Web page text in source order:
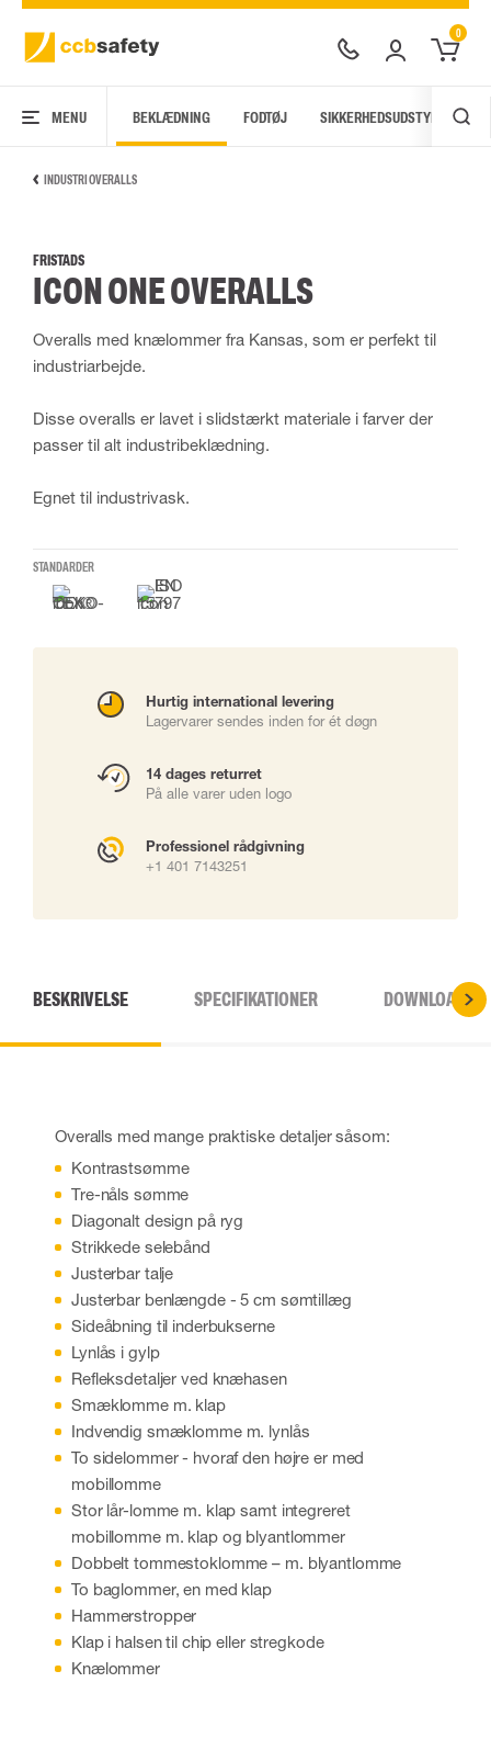
0
MENU BEKLÆDNING FODTØJ SIKKERHEDSUDSTYR
INDUSTRI OVERALLS
FRISTADS
ICON ONE OVERALLS
Overalls med knælommer fra Kansas, som er perfekt til
industriarbejde.
Disse overalls er lavet i slidstærkt materiale i farver der
passer til alt industribeklædning.
Egnet til industrivask.
STANDARDER
Hurtig international levering
Lagervarer sendes inden for ét døgn
14 dages returret
På alle varer uden logo
Professionel rådgivning
+1 401 7143251
BESKRIVELSE SPECIFIKATIONER DOWNLOADS
Overalls med mange praktiske detaljer såsom:
Kontrastsømme
Tre-nåls sømme
Diagonalt design på ryg
Strikkede selebånd
Justerbar talje
Justerbar benlængde - 5 cm sømtillæg
Sideåbning til inderbukserne
Lynlås i gylp
Refleksdetaljer ved knæhasen
Smæklomme m. klap
Indvendig smæklomme m. lynlås
To sidelommer - hvoraf den højre er med
mobillomme
Stor lår-lomme m. klap samt integreret
mobillomme m. klap og blyantlommer
Dobbelt tommestoklomme – m. blyantlomme
To baglommer, en med klap
Hammerstropper
Klap i halsen til chip eller stregkode
Knælommer